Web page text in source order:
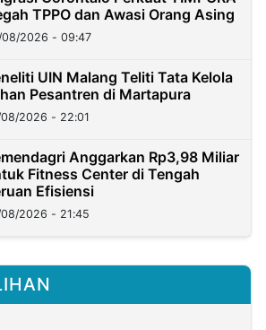
TPPO dan Awasi Orang Asing
2026 - 09:47
UIN Malang Teliti Tata Kelola
Pesantren di Martapura
2026 - 22:01
Anggarkan Rp3,98 Miliar
Fitness Center di Tengah
Efisiensi
2026 - 21:45